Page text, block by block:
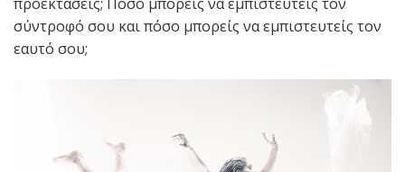
σύντροφό σου και πόσο μπορείς να εμπιστευτείς τον
εαυτό σου;